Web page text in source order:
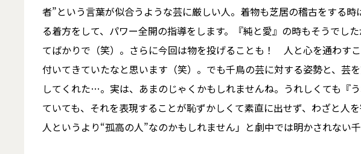
者”という言葉が似合うような芸に厳しい人。着物も芝居の稽古をする
る着方をして、パワー全開の指導をします。『純と愛』の時もそうでし
てばかりで（笑）。さらに今回は物を投げることも！ 人と心を通わす
付いてきていたなと思います（笑）。でも千鳥の芸に対する姿勢と、芸
してくれた…。実は、あまのじゃくかもしれませんね。うれしくても『
ていても、それを表現することが恥ずかしくて素直に出せず、わざと人
人というより“孤高の人”なのかもしれません」と劇中では明かされない